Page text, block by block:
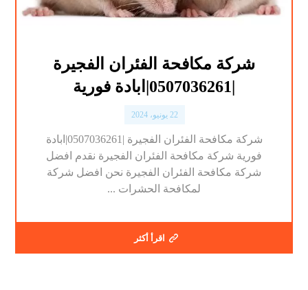
شركة مكافحة الفئران الفجيرة
22 يونيو، 2024
شركة مكافحة الفئران الفجيرة |0507036261|ابادة
فورية شركة مكافحة الفئران الفجيرة نقدم افضل
شركة مكافحة الفئران الفجيرة نحن افضل شركة
لمكافحة الحشرات ...
اقرأ أكثر